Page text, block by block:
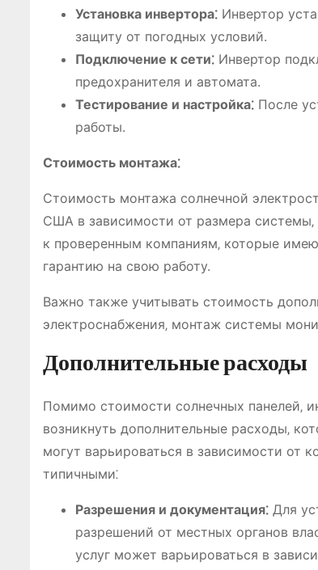
Установка инвертора⁚ Инвертор
защиту от погодных условий.
Подключение к сети⁚ Инвертор
предохранителя и автомата.
Тестирование и настройка⁚ После
работы.
Стоимость монтажа⁚
Стоимость монтажа солнечной
США в зависимости от размера
к проверенным компаниям‚ которые
гарантию на свою работу.
Важно также учитывать стоимость
электроснабжения‚ монтаж системы
Дополнительные расходы
Помимо стоимости солнечных панелей‚
возникнуть дополнительные расходы‚
могут варьироваться в зависимости от
типичными⁚
Разрешения и документация⁚ Для
разрешений от местных органов
услуг может варьироваться в